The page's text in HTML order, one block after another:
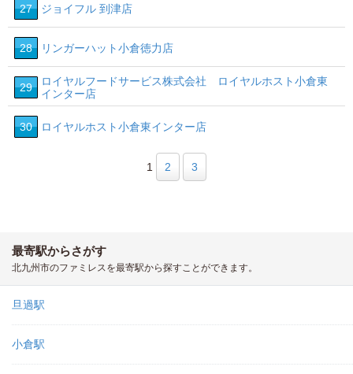
27 ジョイフル 到津店
28 リンガーハット小倉徳力店
29
ロイヤルフードサービス株式会社 ロイヤルホスト小倉東
インター店
30 ロイヤルホスト小倉東インター店
1 2 3
最寄駅からさがす
北九州市のファミレスを最寄駅から探すことができます。
旦過駅
小倉駅